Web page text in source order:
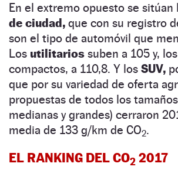
En el extremo opuesto se sitúan
de ciudad, que con su registro
son el tipo de automóvil que
Los utilitarios suben a 105 y,
compactos, a 110,8. Y los SUV,
que por su variedad de oferta
propuestas de todos los
medianas y grandes) cerraron
media de 133 g/km de CO2.
EL RANKING DEL CO2 2017